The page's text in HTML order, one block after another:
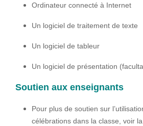
Ordinateur connecté à Internet
Un logiciel de traitement de texte
Un logiciel de tableur
Un logiciel de présentation
Soutien aux enseignants
Pour plus de soutien sur
célébrations dans la classe, voir